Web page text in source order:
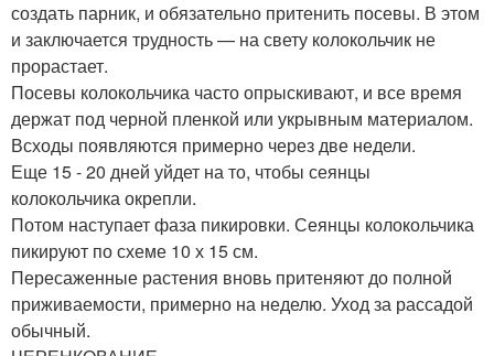
создать парник, и обязательно притенить посевы. В этом
и заключается трудность — на свету колокольчик не
прорастает.
Посевы колокольчика часто опрыскивают, и все время
держат под черной пленкой или укрывным материалом.
Всходы появляются примерно через две недели.
Еще 15 - 20 дней уйдет на то, чтобы сеянцы
колокольчика окрепли.
Потом наступает фаза пикировки. Сеянцы колокольчика
пикируют по схеме 10 х 15 см.
Пересаженные растения вновь притеняют до полной
приживаемости, примерно на неделю. Уход за рассадой
обычный.